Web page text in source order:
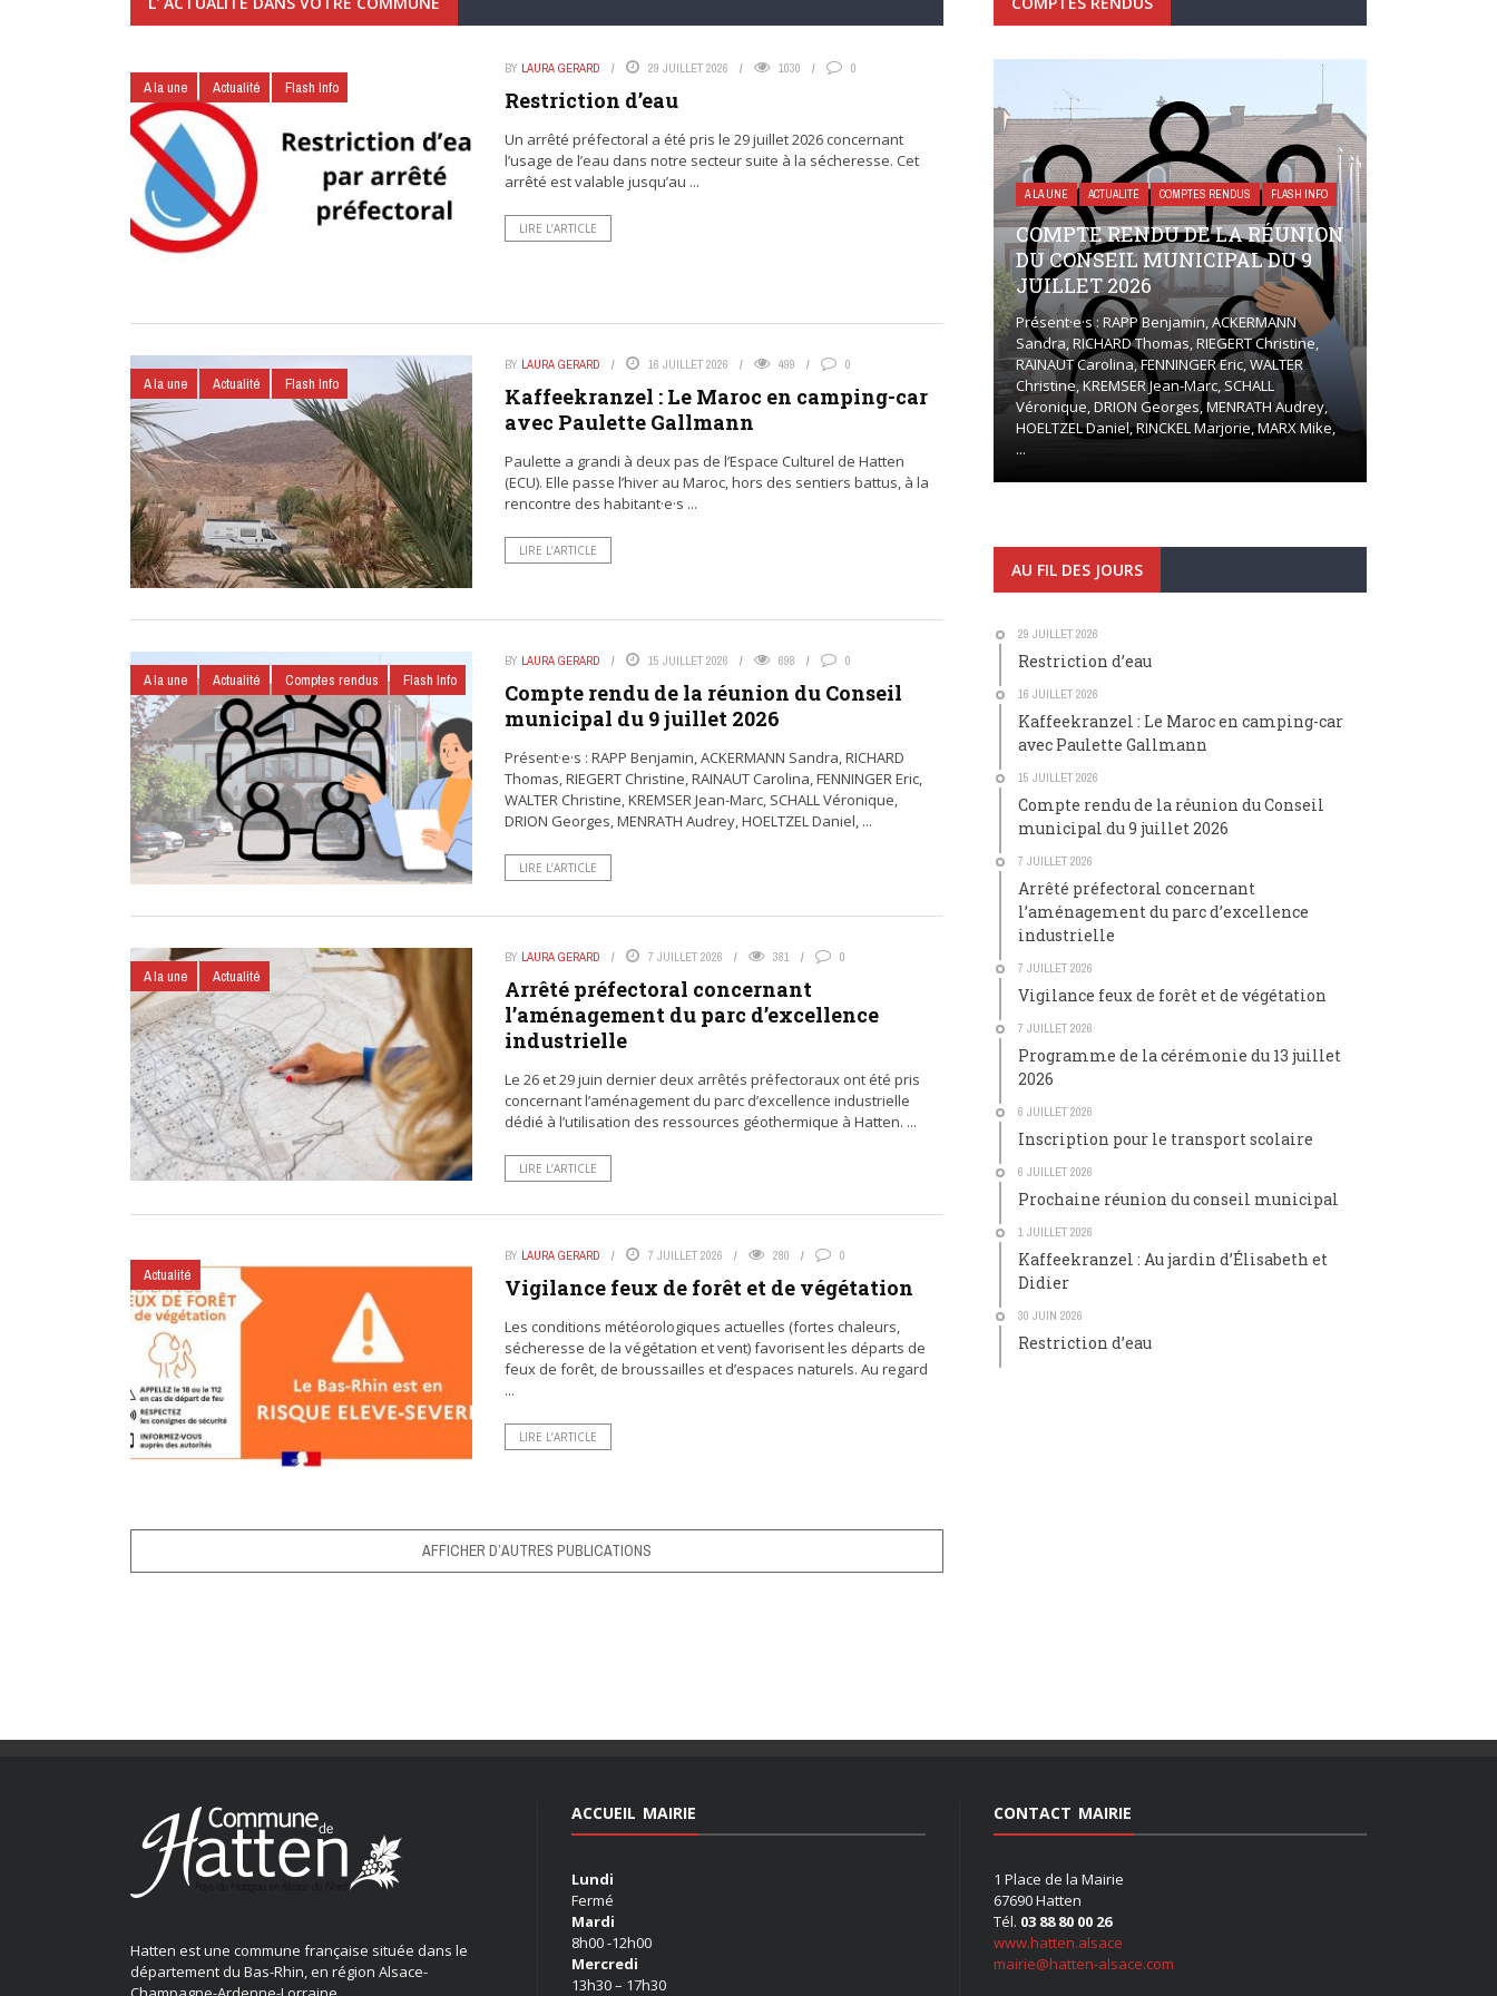
A la une Actualité Flash Info
BY LAURA GERARD 29 JUILLET 2026 1030 0
Restriction d’eau
Un arrêté préfectoral a été pris le 29 juillet 2026 concernant
l’usage de l’eau dans notre secteur suite à la sécheresse. Cet
arrêté est valable jusqu’au ...
LIRE L’ARTICLE
A la une Actualité Flash Info
BY LAURA GERARD 16 JUILLET 2026 499 0
Kaffeekranzel : Le Maroc en camping-car
avec Paulette Gallmann
Paulette a grandi à deux pas de l’Espace Culturel de Hatten
(ECU). Elle passe l’hiver au Maroc, hors des sentiers battus, à la
rencontre des habitant·e·s ...
LIRE L’ARTICLE
A la une Actualité Comptes rendus Flash Info
BY LAURA GERARD 15 JUILLET 2026 698 0
Compte rendu de la réunion du Conseil
municipal du 9 juillet 2026
Présent·e·s : RAPP Benjamin, ACKERMANN Sandra, RICHARD
Thomas, RIEGERT Christine, RAINAUT Carolina, FENNINGER Eric,
WALTER Christine, KREMSER Jean-Marc, SCHALL Véronique,
DRION Georges, MENRATH Audrey, HOELTZEL Daniel, ...
LIRE L’ARTICLE
A la une Actualité
BY LAURA GERARD 7 JUILLET 2026 381 0
Arrêté préfectoral concernant
l’aménagement du parc d’excellence
industrielle
Le 26 et 29 juin dernier deux arrêtés préfectoraux ont été pris
concernant l’aménagement du parc d’excellence industrielle
dédié à l’utilisation des ressources géothermique à Hatten. ...
LIRE L’ARTICLE
Actualité
BY LAURA GERARD 7 JUILLET 2026 280 0
Vigilance feux de forêt et de végétation
Les conditions météorologiques actuelles (fortes chaleurs,
sécheresse de la végétation et vent) favorisent les départs de
feux de forêt, de broussailles et d’espaces naturels. Au regard
...
LIRE L’ARTICLE
AFFICHER D’AUTRES PUBLICATIONS
A LA UNE ACTUALITÉ COMPTES RENDUS FLASH INFO
COMPTE RENDU DE LA RÉUNION
DU CONSEIL MUNICIPAL DU 9
JUILLET 2026
Présent·e·s : RAPP Benjamin, ACKERMANN
Sandra, RICHARD Thomas, RIEGERT Christine,
RAINAUT Carolina, FENNINGER Eric, WALTER
Christine, KREMSER Jean-Marc, SCHALL
Véronique, DRION Georges, MENRATH Audrey,
HOELTZEL Daniel, RINCKEL Marjorie, MARX Mike,
...
AU FIL DES JOURS
29 JUILLET 2026
Restriction d’eau
16 JUILLET 2026
Kaffeekranzel : Le Maroc en camping-car
avec Paulette Gallmann
15 JUILLET 2026
Compte rendu de la réunion du Conseil
municipal du 9 juillet 2026
7 JUILLET 2026
Arrêté préfectoral concernant
l’aménagement du parc d’excellence
industrielle
7 JUILLET 2026
Vigilance feux de forêt et de végétation
7 JUILLET 2026
Programme de la cérémonie du 13 juillet
2026
6 JUILLET 2026
Inscription pour le transport scolaire
6 JUILLET 2026
Prochaine réunion du conseil municipal
1 JUILLET 2026
Kaffeekranzel : Au jardin d’Élisabeth et
Didier
30 JUIN 2026
Restriction d’eau
Hatten est une commune française située dans le
département du Bas-Rhin, en région Alsace-
ACCUEIL MAIRIE
Lundi
Fermé
Mardi
8h00 -12h00
Mercredi
13h30 – 17h30
CONTACT MAIRIE
1 Place de la Mairie
67690 Hatten
Tél. 03 88 80 00 26
www.hatten.alsace
mairie@hatten-alsace.com